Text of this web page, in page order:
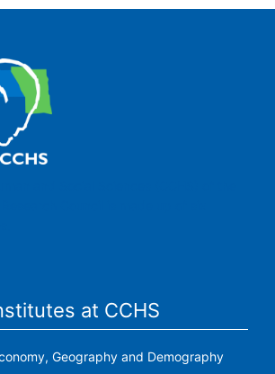
at CCHS
Geography and Demography